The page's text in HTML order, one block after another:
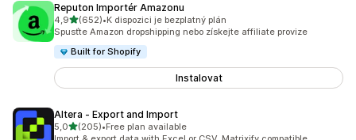
Reputon Importér Amazonu
4,9z 5 hvězd
(652)
Celkový počet recenzí: 652
•K dispozici je bezplatný plán
Spusťte Amazon dropshipping nebo získejte affiliate provize
Built for Shopify
Instalovat
Altera ‑ Export and Import
5,0z 5 hvězd
(205)
Celkový počet recenzí: 205
•Free plan available